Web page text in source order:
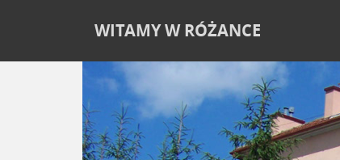
WITAMY W RÓŻANCE